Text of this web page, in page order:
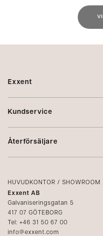
Exxent
Om Exxent
Profilering
Integritetspolicy
Kundservice
Kontakta oss
Återförsäljare
Kataloger
Mediabank
Bli återförsäljare
HUVUDKONTOR / SHOWROOM
Exxent AB
Galvaniseringsgatan 5
417 07 GÖTEBORG
Tel: +46 31 50 67 00
info@exxent.com